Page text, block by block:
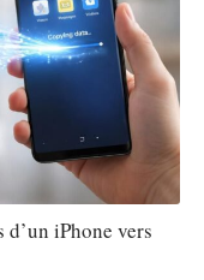
iPhone vers